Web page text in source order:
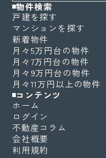
物件検索
戸建を探す
マンションを探す
新着物件
月々5万円台の物件
月々7万円台の物件
月々9万円台の物件
月々11万円以上の物件
コンテンツ
ホーム
ログイン
不動産コラム
会社概要
利用規約